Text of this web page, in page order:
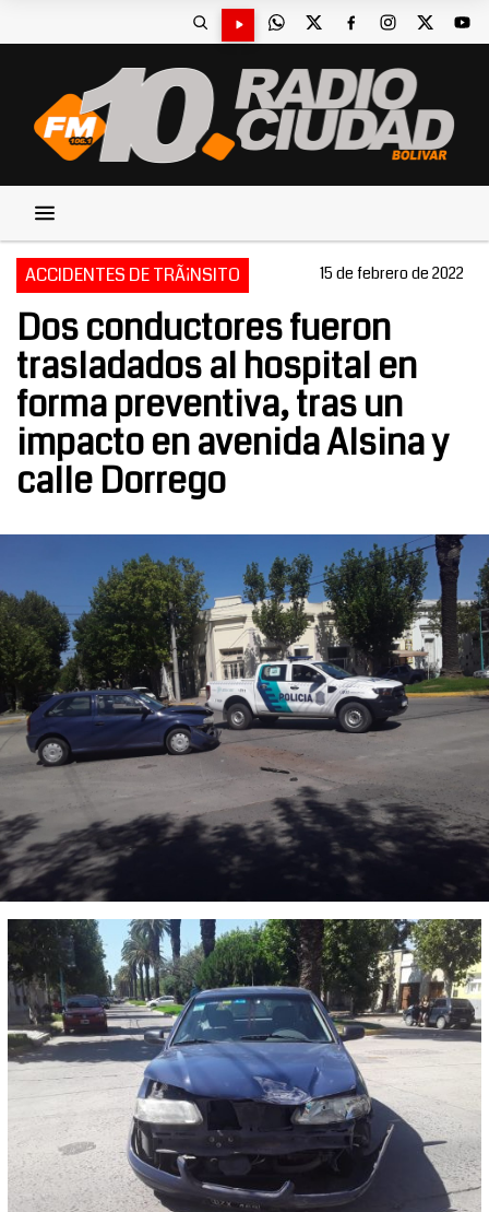
ACCIDENTES DE TRÃ¡NSITO 15 de febrero de 2022
Dos conductores fueron
trasladados al hospital en
forma preventiva, tras un
impacto en avenida Alsina y
calle Dorrego